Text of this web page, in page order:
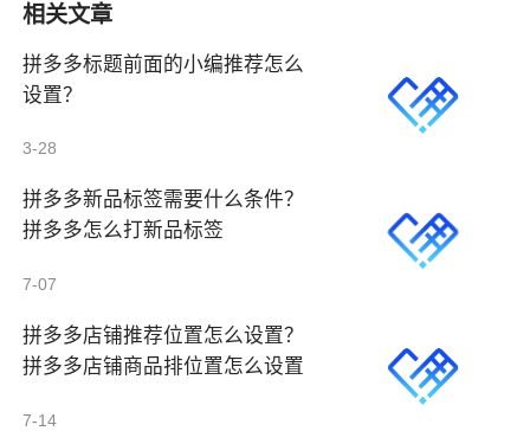
相关文章
拼多多标题前面的小编推荐怎么
设置？
3-28
拼多多新品标签需要什么条件？
拼多多怎么打新品标签
7-07
拼多多店铺推荐位置怎么设置？
拼多多店铺商品排位置怎么设置
7-14